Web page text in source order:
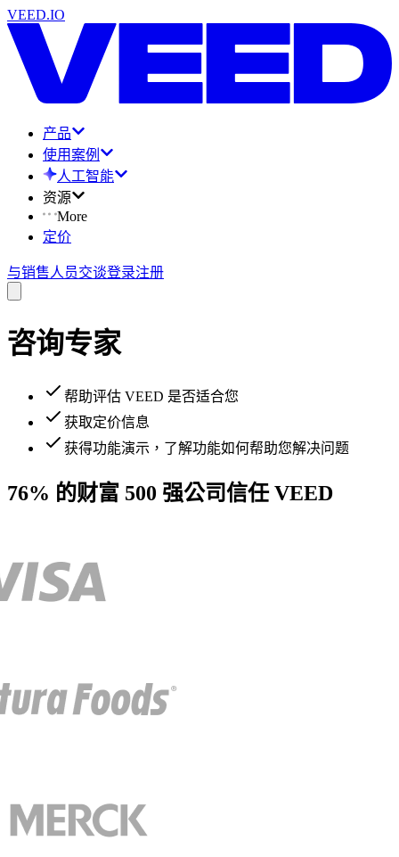
VEED.IO
产品
使用案例
人工智能
资源
More
定价
与销售人员交谈登录注册
咨询专家
帮助评估 VEED 是否适合您
获取定价信息
获得功能演示，了解功能如何帮助您解决问题
76% 的财富 500 强公司信任 VEED